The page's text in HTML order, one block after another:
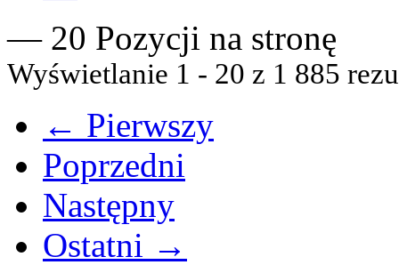
— 20 Pozycji na stronę
Wyświetlanie 1 - 20 z 1 885
← Pierwszy
Poprzedni
Następny
Ostatni →